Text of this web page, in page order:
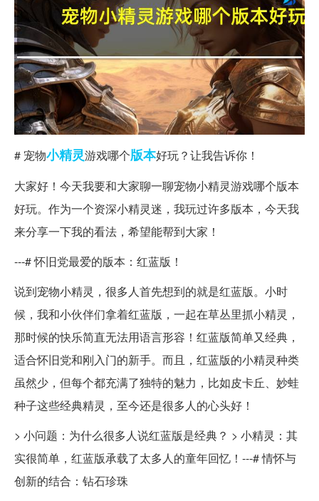
# 宠物小精灵游戏哪个版本好玩？让我告诉你！
大家好！今天我要和大家聊一聊宠物小精灵游戏哪个版本
好玩。作为一个资深小精灵迷，我玩过许多版本，今天我
来分享一下我的看法，希望能帮到大家！
---# 怀旧党最爱的版本：红蓝版！
说到宠物小精灵，很多人首先想到的就是红蓝版。小时
候，我和小伙伴们拿着红蓝版，一起在草丛里抓小精灵，
那时候的快乐简直无法用语言形容！红蓝版简单又经典，
适合怀旧党和刚入门的新手。而且，红蓝版的小精灵种类
虽然少，但每个都充满了独特的魅力，比如皮卡丘、妙蛙
种子这些经典精灵，至今还是很多人的心头好！
> 小问题：为什么很多人说红蓝版是经典？ > 小精灵：其
实很简单，红蓝版承载了太多人的童年回忆！---# 情怀与
创新的结合：钻石珍珠